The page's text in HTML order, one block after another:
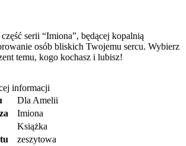
serii “Imiona”, będącej kopalnią
osób bliskich Twojemu sercu. Wybierz
temu, kogo kochasz i lubisz!
informacji
Dla Amelii
Imiona
Książka
zeszytowa